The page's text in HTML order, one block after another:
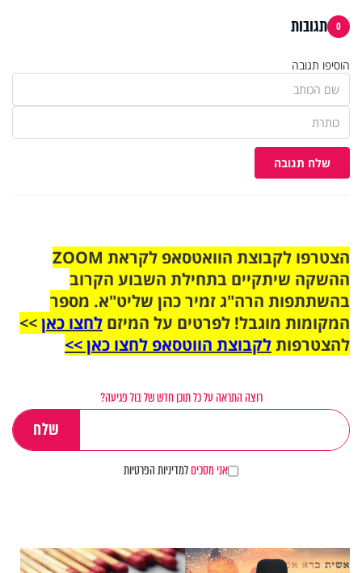
0 תגובות
הוסיפו תגובה
שלח תגובה
הצטרפו לקבוצת הוואטסאפ לקראת ZOOM
ההשקה שיתקיים בתחילת השבוע הקרוב
בהשתתפות הרה"ג זמיר כהן שליט"א. מספר
המקומות מוגבל! לפרטים על המיזם לחצו כאן>>
להצטרפותלקבוצת הווטסאפ לחצו כאן >>
רוצה התראה על כל תוכן חדש של בול פגיעה?
אני מסכיםלמדיניות הפרטיות